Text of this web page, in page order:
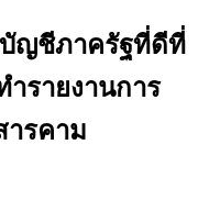
ญชีภาครัฐที่ดีที่
รายงานการ
ารคาม